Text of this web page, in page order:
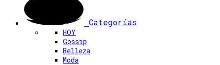
Categorías
HOY
Gossip
Belleza
Moda